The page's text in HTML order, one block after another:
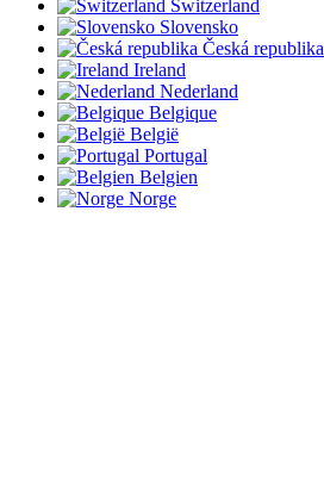
Switzerland
Slovensko
Česká republika
Ireland
Nederland
Belgique
België
Portugal
Belgien
Norge